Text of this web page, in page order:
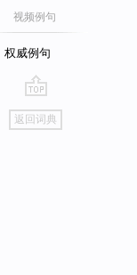
视频例句
权威例句
go
top
返回词典